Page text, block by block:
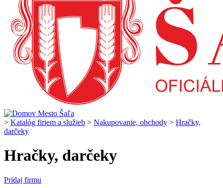
> Katalóg firiem a služieb > Nakupovanie, obchody > Hračky,
darčeky
Hračky, darčeky
Pridaj firmu